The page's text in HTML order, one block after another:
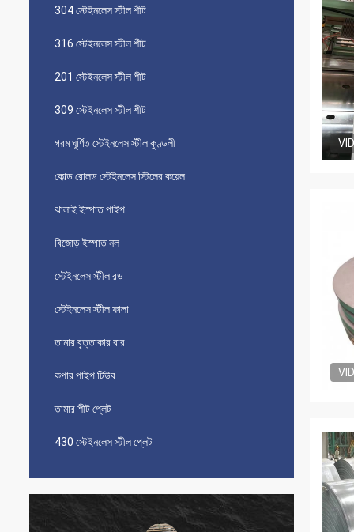
304 স্টেইনলেস স্টীল শীট
316 স্টেইনলেস স্টীল শীট
201 স্টেইনলেস স্টীল শীট
309 স্টেইনলেস স্টীল শীট
গরম ঘূর্ণিত স্টেইনলেস স্টীল কুণ্ডলী
কোল্ড রোলড স্টেইনলেস স্টিলের কয়েল
ঝালাই ইস্পাত পাইপ
বিজোড় ইস্পাত নল
স্টেইনলেস স্টীল রড
স্টেইনলেস স্টীল ফালা
তামার বৃত্তাকার বার
কপার পাইপ টিউব
তামার শীট প্লেট
430 স্টেইনলেস স্টীল প্লেট